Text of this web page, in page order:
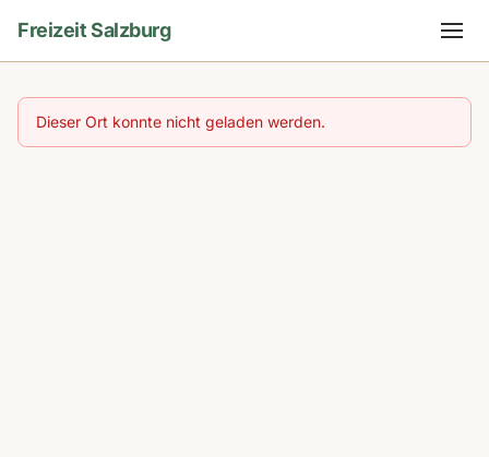
Freizeit Salzburg
Dieser Ort konnte nicht geladen werden.